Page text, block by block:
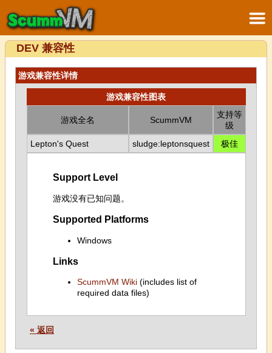
DEV 兼容性
游戏兼容性详情
游戏兼容性图表
游戏全名 ScummVM
支持等
级
Lepton's Quest
sludge:leptonsquest 极佳
Support Level
游戏没有已知问题。
Supported Platforms
Windows
Links
ScummVM Wiki(includes list of
required data files)
« 返回